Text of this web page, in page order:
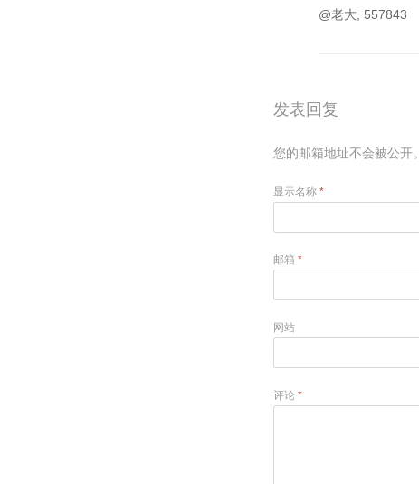
@老大, 557843
发表回复
您的邮箱地址不会被公开。
显示名称 *
邮箱 *
网站
评论 *